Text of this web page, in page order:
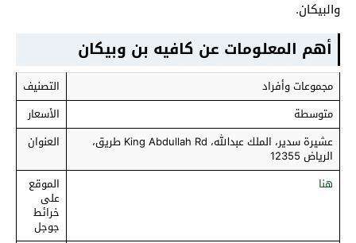
والبيكان.
أهم المعلومات عن كافيه بن وبيكان
مجموعات وأفراد
التصنيف
متوسطة
الأسعار
عشيرة سدير، الملك عبدالله، King Abdullah Rd طريق،
الرياض 12355
العنوان
هنا الموقع
على
خرائط
جوجل